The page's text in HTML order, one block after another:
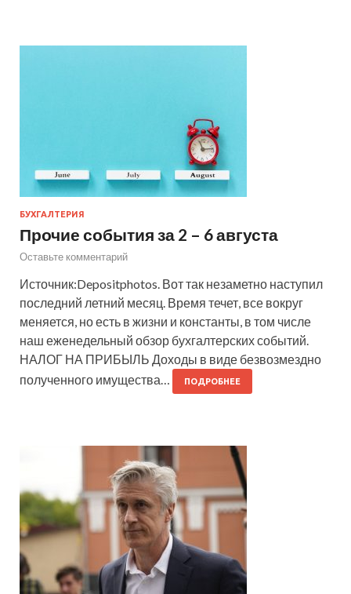
БУХГАЛТЕРИЯ
Прочие события за 2 – 6 августа
Оставьте комментарий
Источник:Depositphotos. Вот так незаметно наступил
последний летний месяц. Время течет, все вокруг
меняется, но есть в жизни и константы, в том числе
наш еженедельный обзор бухгалтерских событий.
НАЛОГ НА ПРИБЫЛЬ Доходы в виде безвозмездно
полученного имущества…
ПОДРОБНЕЕ